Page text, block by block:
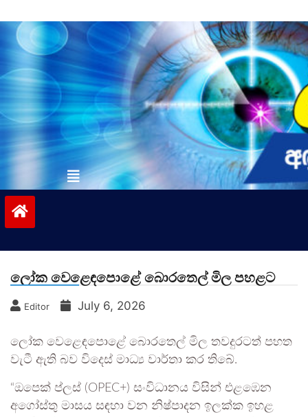
to
contentvinivida.lk
ලෝක වෙළෙඳපොළේ බොරතෙල් මිල පහළට
Editor July 6, 2026
ලෝක වෙළෙඳපොළේ බොරතෙල් මිල තවදුරටත් පහත
වැටී ඇති බව විදෙස් මාධ්‍ය වාර්තා කර තිබේ.
“ඔපෙක් ප්ලස් (OPEC+) සංවිධානය විසින් එළඹෙන
අගෝස්තු මාසය සඳහා වන නිෂ්පාදන ඉලක්ක ඉහළ